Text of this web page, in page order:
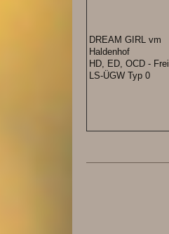
DREAM GIRL vm
Haldenhof
HD, ED, OCD - Frei
LS-ÜGW Typ 0